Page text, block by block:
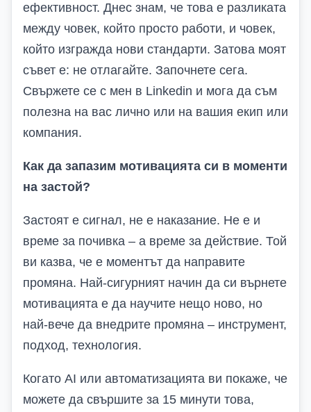
ефективност. Днес знам, че това е разликата
между човек, който просто работи, и човек,
който изгражда нови стандарти. Затова моят
съвет е: не отлагайте. Започнете сега.
Свържете се с мен в Linkedin и мога да съм
полезна на вас лично или на вашия екип или
компания.
Как да запазим мотивацията си в моменти
на застой?
Застоят е сигнал, не е наказание. Не е и
време за почивка – а време за действие. Той
ви казва, че е моментът да направите
промяна. Най-сигурният начин да си върнете
мотивацията е да научите нещо ново, но
най-вече да внедрите промяна – инструмент,
подход, технология.
Когато AI или автоматизацията ви покаже, че
можете да свършите за 15 минути това,